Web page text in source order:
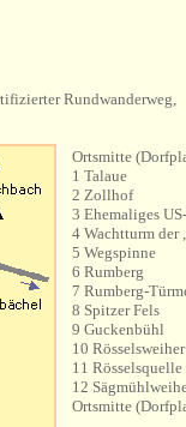
Rundwanderweg,
Ortsmitte
1 Talaue
2 Zollhof
3 Ehemaliges
4 Wachtturm der
5 Wegspinne
6 Rumberg
7 Rumberg-
8 Spitzer Fels
9 Guckenbühl
10 Rösselsweiher
11 Rösselsquelle
12
Ortsmitte